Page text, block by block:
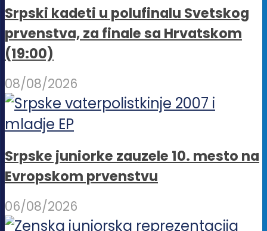
Srpski kadeti u polufinalu Svetskog
prvenstva, za finale sa Hrvatskom
(19:00)
08/08/2026
Srpske juniorke zauzele 10. mesto na
Evropskom prvenstvu
06/08/2026